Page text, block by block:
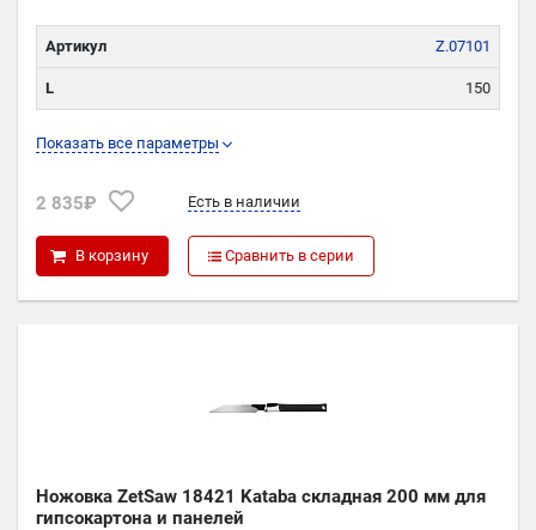
Показать все параметры
Артикул Z.07101
L 150
P
2 835₽ Есть в наличии
В корзину Сравнить в серии
Ножовка ZetSaw 18421 Kataba складная 200 мм для
гипсокартона и панелей